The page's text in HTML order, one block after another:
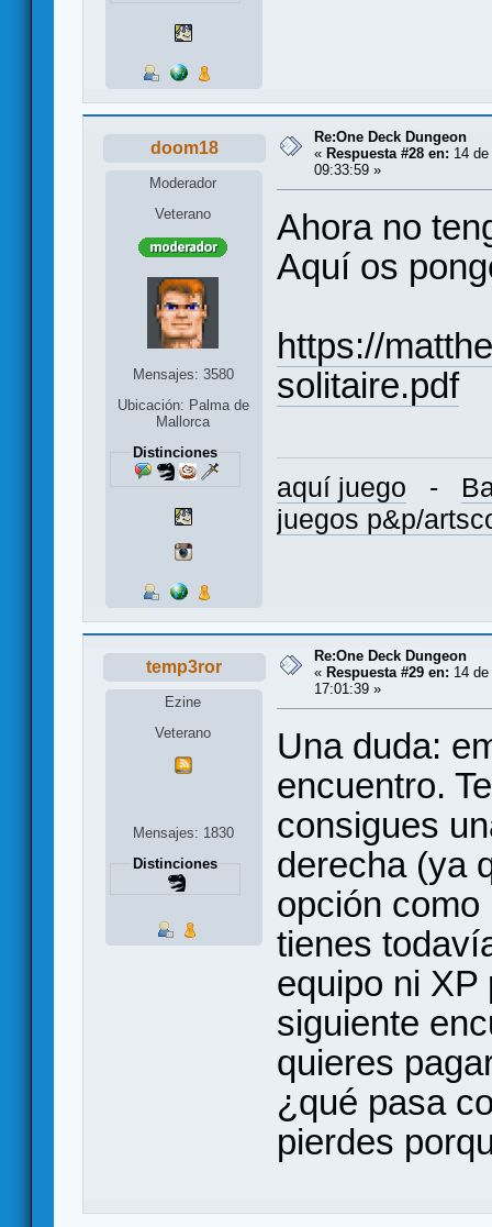
doom18
Moderador
Veterano
Mensajes: 3580
Ubicación: Palma de
Mallorca
Distinciones
Re:One Deck Dungeon
« Respuesta #28 en: 14
09:33:59 »
Ahora no
Aquí os
https://
solitaire.pdf
aquí juego -
juegos p&p/
temp3ror
Ezine
Veterano
Mensajes: 1830
Distinciones
Re:One Deck Dungeon
« Respuesta #29 en: 14
17:01:39 »
Una duda:
encuentro.
consigues
derecha (ya
opción
tienes
equipo ni
siguiente
quieres
¿qué pasa
pierdes